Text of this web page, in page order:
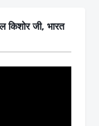
किशोर जी, भारत